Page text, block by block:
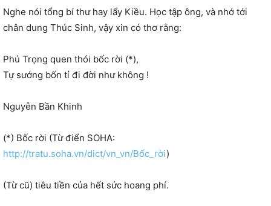
Nghe nói tổng bí thư hay lẩy Kiều. Học tập ông, và nhớ tới
chân dung Thúc Sinh, vậy xin có thơ rằng:
Phú Trọng quen thói bốc rời (*),
Tự sướng bốn tỉ đi đời như không !
Nguyễn Bần Khinh
(*) Bốc rời (Từ điển SOHA:
http://tratu.soha.vn/dict/vn_vn/Bốc_rời)
(Từ cũ) tiêu tiền của hết sức hoang phí.